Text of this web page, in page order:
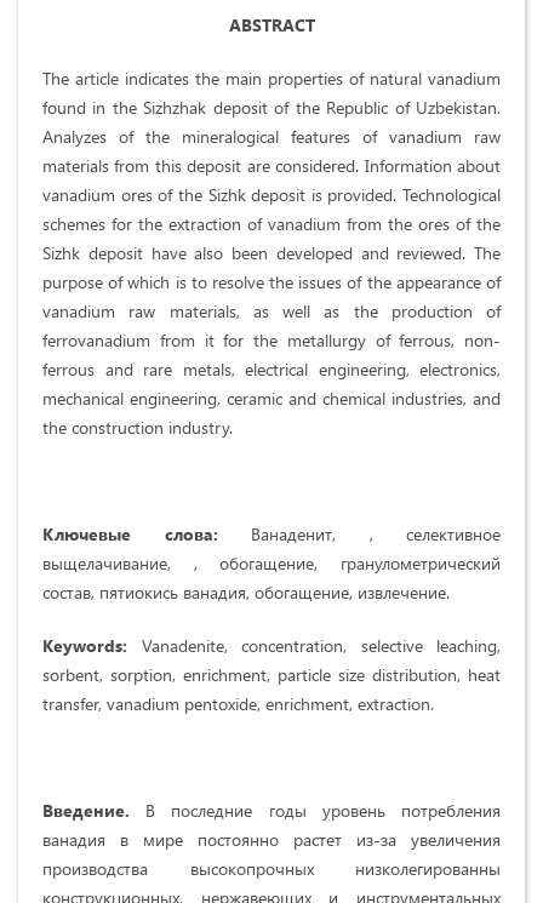
ABSTRACT
The article indicates the main properties of natural vanadium
found in the Sizhzhak deposit of the Republic of Uzbekistan.
Analyzes of the mineralogical features of vanadium raw
materials from this deposit are considered. Information about
vanadium ores of the Sizhk deposit is provided. Technological
schemes for the extraction of vanadium from the ores of the
Sizhk deposit have also been developed and reviewed. The
purpose of which is to resolve the issues of the appearance of
vanadium raw materials, as well as the production of
ferrovanadium from it for the metallurgy of ferrous, non-
ferrous and rare metals, electrical engineering, electronics,
mechanical engineering, ceramic and chemical industries, and
the construction industry.
Ключевые слова: Ванаденит, , селективное
выщелачивание, , обогащение, гранулометрический
состав, пятиокись ванадия, обогащение, извлечение.
Keywords: Vanadenite, concentration, selective leaching,
sorbent, sorption, enrichment, particle size distribution, heat
transfer, vanadium pentoxide, enrichment, extraction.
Введение. В последние годы уровень потребления
ванадия в мире постоянно растет из-за увеличения
производства высокопрочных низколегированны
конструкционных, нержавеющих и инструментальных